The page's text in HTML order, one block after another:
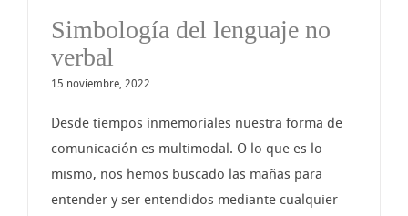
Simbología del lenguaje no
verbal
15 noviembre, 2022
Desde tiempos inmemoriales nuestra forma de
comunicación es multimodal. O lo que es lo
mismo, nos hemos buscado las mañas para
entender y ser entendidos mediante cualquier